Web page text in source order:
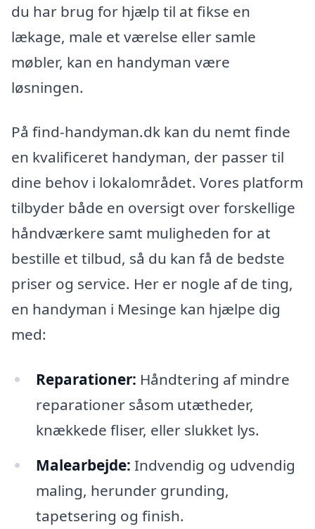
du har brug for hjælp til at fikse en
lækage, male et værelse eller samle
møbler, kan en handyman være
løsningen.
På find-handyman.dk kan du nemt finde
en kvalificeret handyman, der passer til
dine behov i lokalområdet. Vores platform
tilbyder både en oversigt over forskellige
håndværkere samt muligheden for at
bestille et tilbud, så du kan få de bedste
priser og service. Her er nogle af de ting,
en handyman i Mesinge kan hjælpe dig
med:
Reparationer: Håndtering af mindre
reparationer såsom utætheder,
knækkede fliser, eller slukket lys.
Malearbejde: Indvendig og udvendig
maling, herunder grunding,
tapetsering og finish.